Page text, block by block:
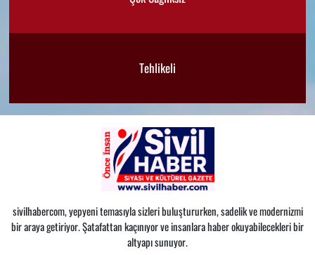
Tehlikeli
sivilhabercom, yepyeni temasıyla sizleri buluştururken, sadelik ve modernizmi
bir araya getiriyor. Şatafattan kaçınıyor ve insanlara haber okuyabilecekleri bir
altyapı sunuyor.